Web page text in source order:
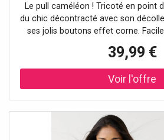
Le pull caméléon ! Tricoté en point
du chic décontracté avec son
ses jolis boutons effet corne.
essentiel à adopter toute l’année !
environComposition• Maille
acryliqueDescription• Maille en
Base droite
39,99 €